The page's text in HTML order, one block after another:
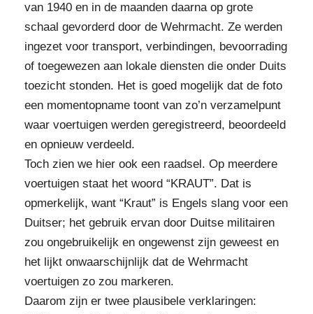
van 1940 en in de maanden daarna op grote
schaal gevorderd door de Wehrmacht. Ze werden
ingezet voor transport, verbindingen, bevoorrading
of toegewezen aan lokale diensten die onder Duits
toezicht stonden. Het is goed mogelijk dat de foto
een momentopname toont van zo’n verzamelpunt
waar voertuigen werden geregistreerd, beoordeeld
en opnieuw verdeeld.
Toch zien we hier ook een raadsel. Op meerdere
voertuigen staat het woord “KRAUT”. Dat is
opmerkelijk, want “Kraut” is Engels slang voor een
Duitser; het gebruik ervan door Duitse militairen
zou ongebruikelijk en ongewenst zijn geweest en
het lijkt onwaarschijnlijk dat de Wehrmacht
voertuigen zo zou markeren.
Daarom zijn er twee plausibele verklaringen: